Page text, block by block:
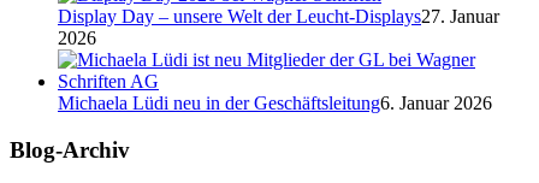
Display Day – unsere Welt der Leucht-Displays27. Januar
2026
Michaela Lüdi neu in der Geschäftsleitung6. Januar 2026
Blog-Archiv